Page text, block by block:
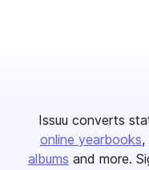
Issuu converts
online yearbooks
albums and more.